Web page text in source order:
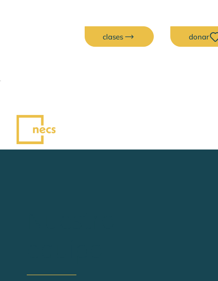
clases donar